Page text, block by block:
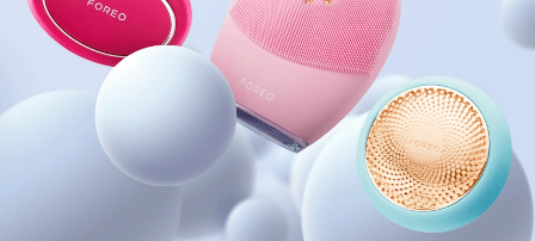
Användarprofil
Mina enheter
Mina beställningar
NYHET
FAQ™ Pure Beauty-Tech Elixir
BREAKING NEWS
Språk
Deutsch
Español
Français
Italiano
Português
Svenska
Русский